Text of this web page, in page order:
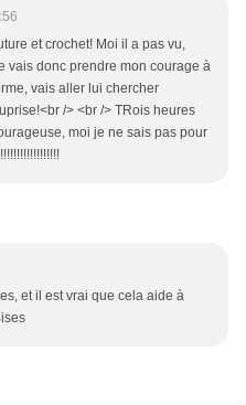
et crochet! Moi il a pas vu,
vais donc prendre mon courage à
vais aller lui chercher
/> <br /> TRois heures
moi je ne sais pas pour
et il est vrai que cela aide à